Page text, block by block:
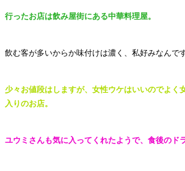
行ったお店は飲み屋街にある中華料理屋。
飲む客が多いからか味付けは濃く、私好みなんで
少々お値段はしますが、女性ウケはいいのでよく
入りのお店。
ユウミさんも気に入ってくれたようで、食後のド